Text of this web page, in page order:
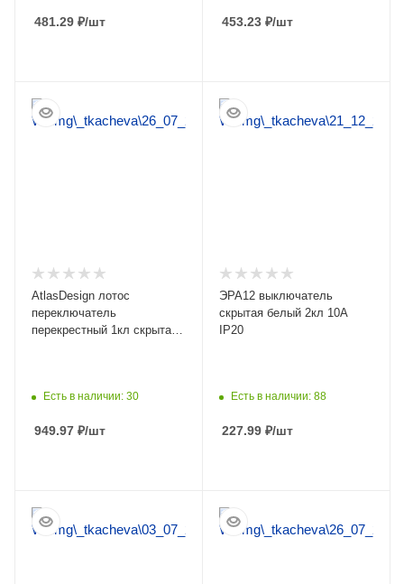
481.29 ₽/шт 453.23 ₽/шт
AtlasDesign лотос
переключатель
перекрестный 1кл скрытая
Есть в наличии: 30
949.97 ₽/шт
ЭРА12 выключатель
скрытая белый 2кл 10А
IP20
Есть в наличии: 88
227.99 ₽/шт